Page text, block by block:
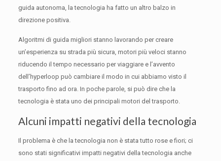
guida autonoma, la tecnologia ha fatto un altro balzo in
direzione positiva.
Algoritmi di guida migliori stanno lavorando per creare
un’esperienza su strada più sicura, motori più veloci stanno
riducendo il tempo necessario per viaggiare e l’avvento
dell’hyperloop può cambiare il modo in cui abbiamo visto il
trasporto fino ad ora. In poche parole, si può dire che la
tecnologia è stata uno dei principali motori del trasporto.
Alcuni impatti negativi della tecnologia
Il problema è che la tecnologia non è stata tutto rose e fiori; ci
sono stati significativi impatti negativi della tecnologia anche